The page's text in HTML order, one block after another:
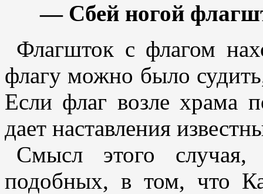
— Сбей ногой
Флагшток с флагом
флагу можно было
Если флаг возле храма
дает наставления
Смысл этого
подобных, в том, что